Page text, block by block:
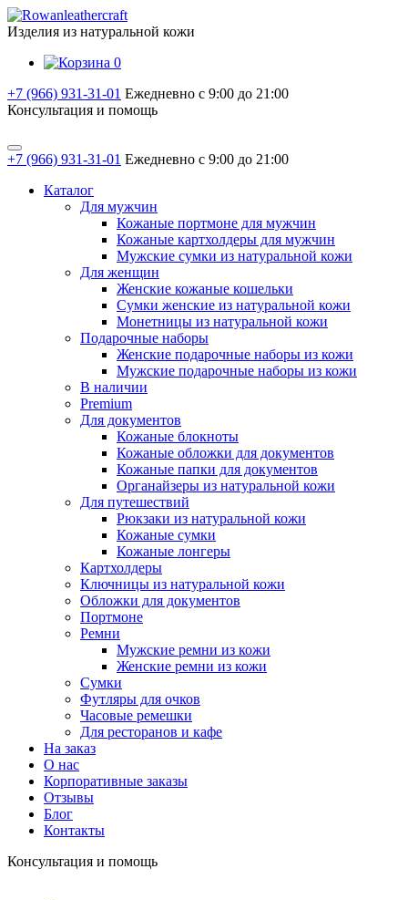
Изделия из натуральной кожи
0
+7 (966) 931-31-01 Ежедневно с 9:00 до 21:00
Консультация и помощь
+7 (966) 931-31-01 Ежедневно с 9:00 до 21:00
Каталог
Для мужчин
Кожаные портмоне для мужчин
Кожаные картхолдеры для мужчин
Мужские сумки из натуральной кожи
Для женщин
Женские кожаные кошельки
Сумки женские из натуральной кожи
Монетницы из натуральной кожи
Подарочные наборы
Женские подарочные наборы из кожи
Мужские подарочные наборы из кожи
В наличии
Premium
Для документов
Кожаные блокноты
Кожаные обложки для документов
Кожаные папки для документов
Органайзеры из натуральной кожи
Для путешествий
Рюкзаки из натуральной кожи
Кожаные сумки
Кожаные лонгеры
Картхолдеры
Ключницы из натуральной кожи
Обложки для документов
Портмоне
Ремни
Мужские ремни из кожи
Женские ремни из кожи
Сумки
Футляры для очков
Часовые ремешки
Для ресторанов и кафе
На заказ
О нас
Корпоративные заказы
Отзывы
Блог
Контакты
Консультация и помощь